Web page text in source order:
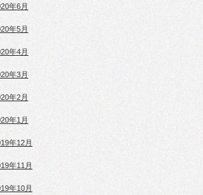
年6月
年5月
年4月
年3月
年2月
年1月
年12月
年11月
年10月